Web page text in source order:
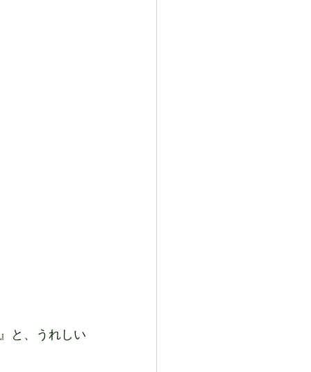
と、うれしい